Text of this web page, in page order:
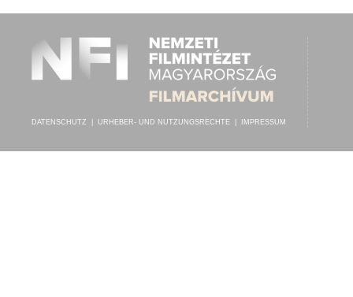
DATENSCHUTZ URHEBER- UND NUTZUNGSRECHTE IMPRESSUM